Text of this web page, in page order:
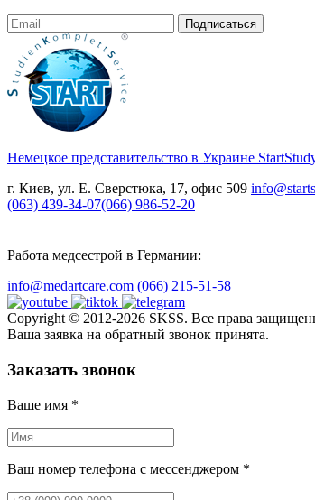
Подписаться
Немецкое представительство в Украине
г. Киев, ул. Е. Сверстюка, 17, офис 509
(063) 439-34-07(066) 986-52-20
Работа медсестрой в Германии:
info@medartcare.com (066) 215-51-58
Copyright © 2012-2026 SKSS. Все права
Ваша заявка на обратный звонок принята.
Заказать звонок
Ваше имя *
Ваш номер телефона с мессенджером *